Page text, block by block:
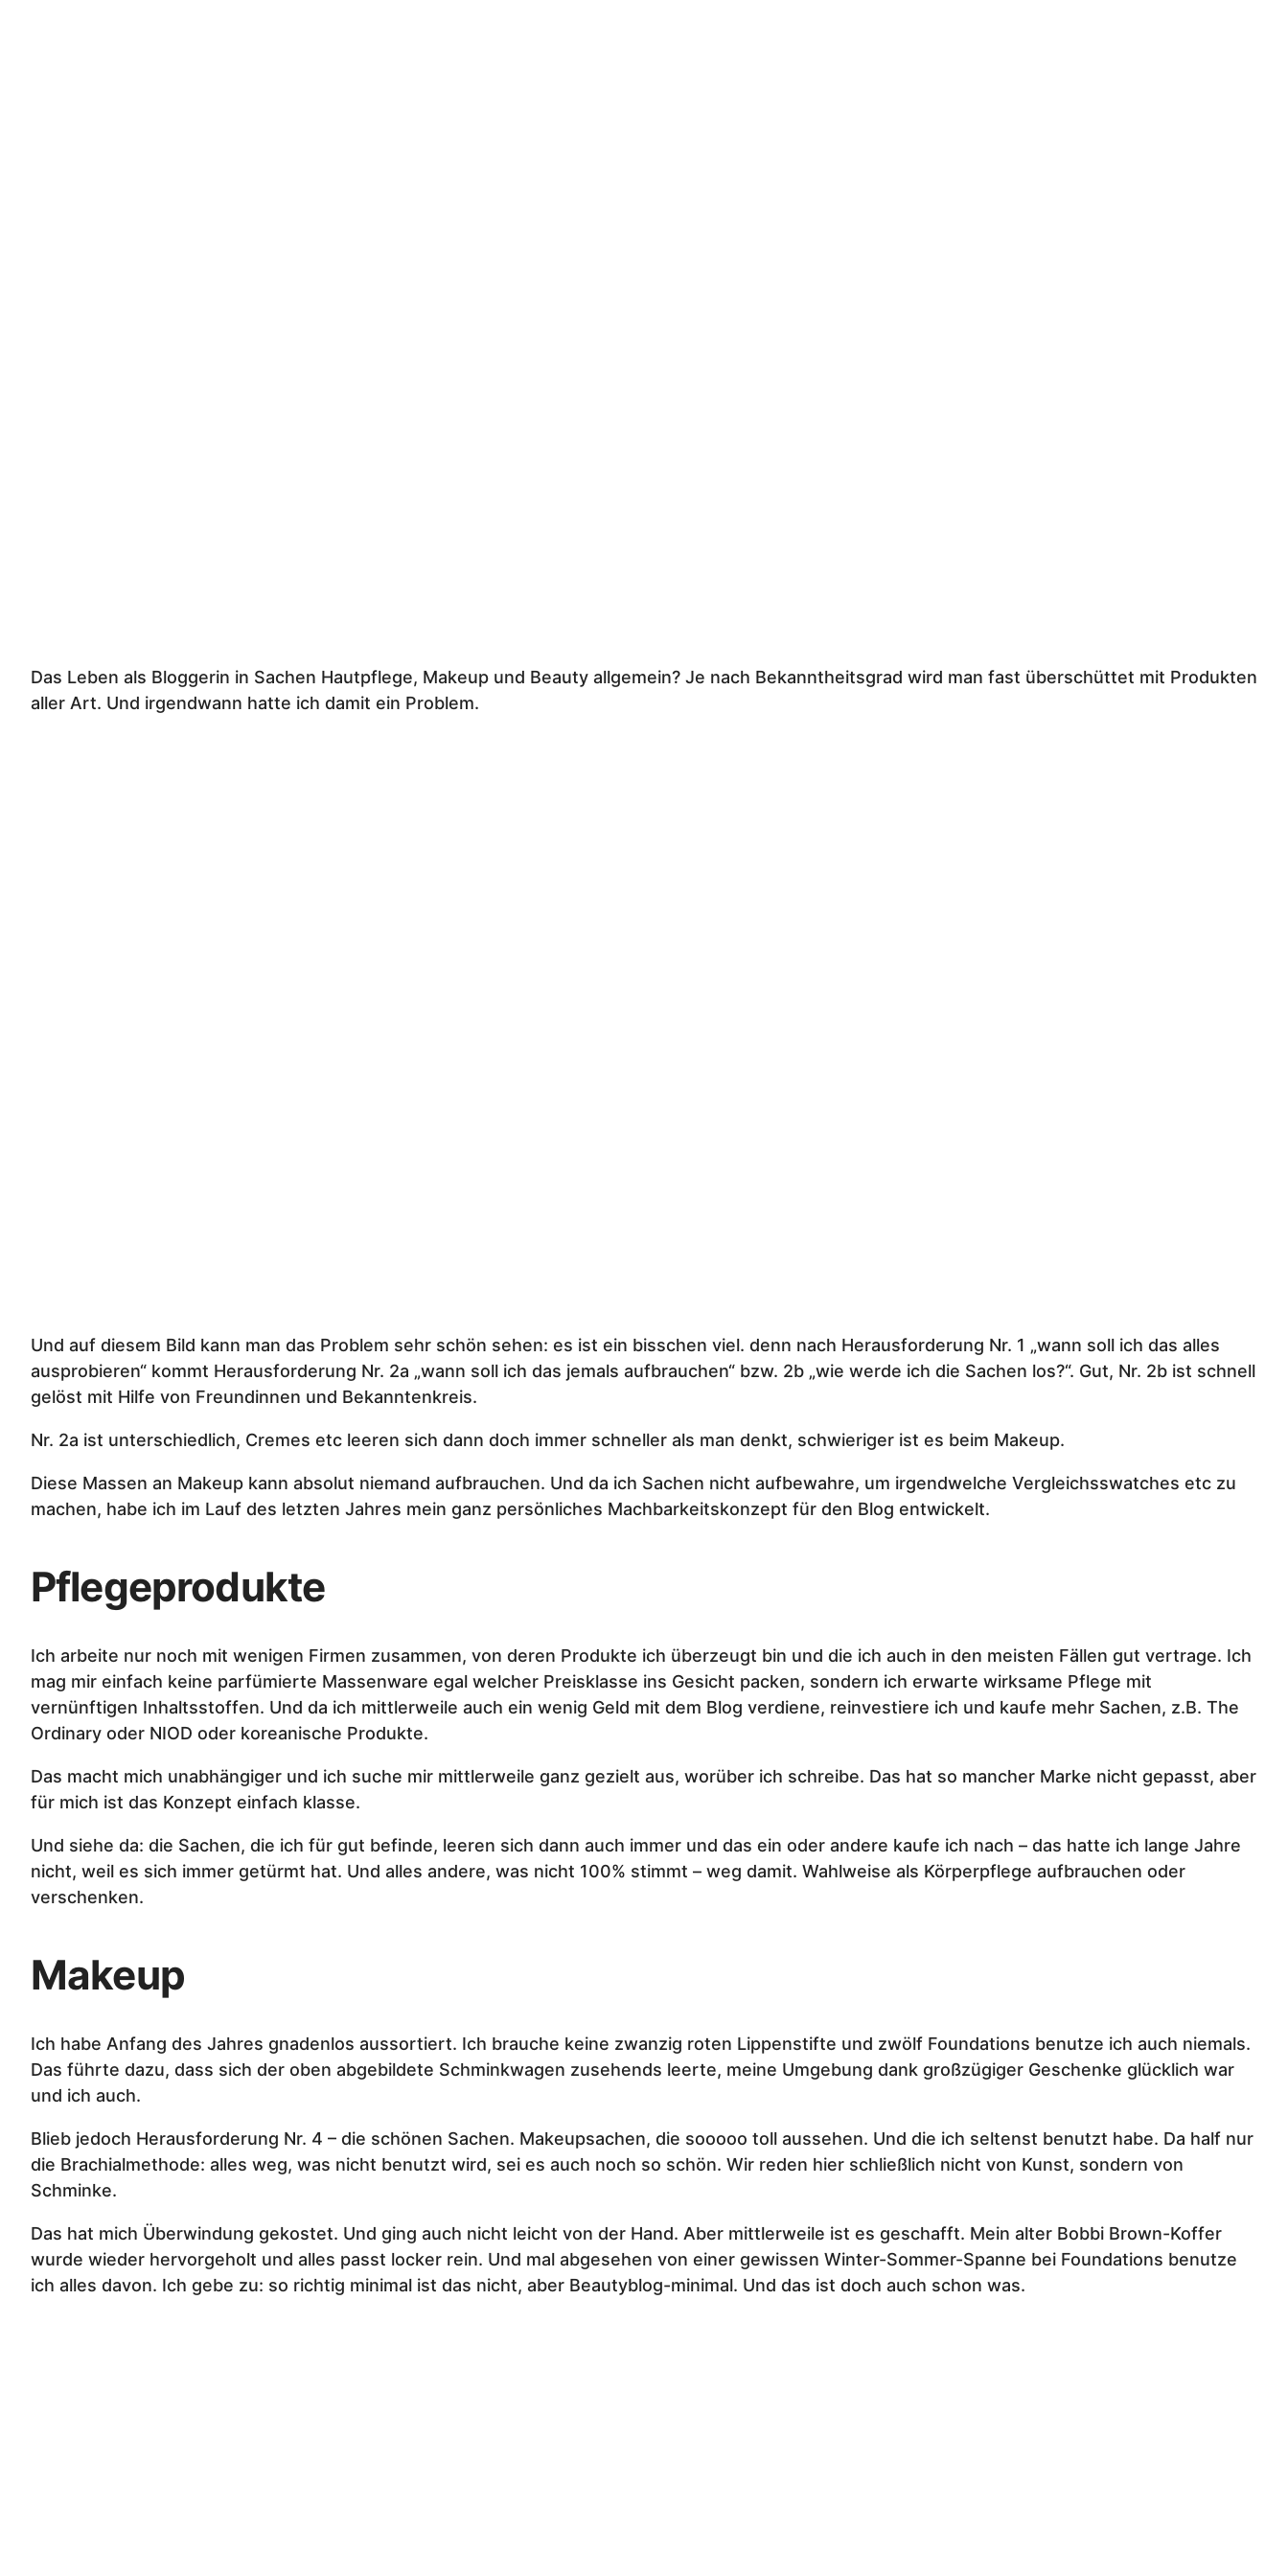
Das Leben als Bloggerin in Sachen Hautpflege, Makeup und Beauty allgemein? Je nach Bekanntheitsgrad wird man fast überschüttet mit Produkten
aller Art. Und irgendwann hatte ich damit ein Problem.
Und auf diesem Bild kann man das Problem sehr schön sehen: es ist ein bisschen viel. denn nach Herausforderung Nr. 1 „wann soll ich das alles
ausprobieren“ kommt Herausforderung Nr. 2a „wann soll ich das jemals aufbrauchen“ bzw. 2b „wie werde ich die Sachen los?“. Gut, Nr. 2b ist schnell
gelöst mit Hilfe von Freundinnen und Bekanntenkreis.
Nr. 2a ist unterschiedlich, Cremes etc leeren sich dann doch immer schneller als man denkt, schwieriger ist es beim Makeup.
Diese Massen an Makeup kann absolut niemand aufbrauchen. Und da ich Sachen nicht aufbewahre, um irgendwelche Vergleichsswatches etc zu
machen, habe ich im Lauf des letzten Jahres mein ganz persönliches Machbarkeitskonzept für den Blog entwickelt.
Pflegeprodukte
Ich arbeite nur noch mit wenigen Firmen zusammen, von deren Produkte ich überzeugt bin und die ich auch in den meisten Fällen gut vertrage. Ich
mag mir einfach keine parfümierte Massenware egal welcher Preisklasse ins Gesicht packen, sondern ich erwarte wirksame Pflege mit
vernünftigen Inhaltsstoffen. Und da ich mittlerweile auch ein wenig Geld mit dem Blog verdiene, reinvestiere ich und kaufe mehr Sachen, z.B. The
Ordinary oder NIOD oder koreanische Produkte.
Das macht mich unabhängiger und ich suche mir mittlerweile ganz gezielt aus, worüber ich schreibe. Das hat so mancher Marke nicht gepasst, aber
für mich ist das Konzept einfach klasse.
Und siehe da: die Sachen, die ich für gut befinde, leeren sich dann auch immer und das ein oder andere kaufe ich nach – das hatte ich lange Jahre
nicht, weil es sich immer getürmt hat. Und alles andere, was nicht 100% stimmt – weg damit. Wahlweise als Körperpflege aufbrauchen oder
verschenken.
Makeup
Ich habe Anfang des Jahres gnadenlos aussortiert. Ich brauche keine zwanzig roten Lippenstifte und zwölf Foundations benutze ich auch niemals.
Das führte dazu, dass sich der oben abgebildete Schminkwagen zusehends leerte, meine Umgebung dank großzügiger Geschenke glücklich war
und ich auch.
Blieb jedoch Herausforderung Nr. 4 – die schönen Sachen. Makeupsachen, die sooooo toll aussehen. Und die ich seltenst benutzt habe. Da half nur
die Brachialmethode: alles weg, was nicht benutzt wird, sei es auch noch so schön. Wir reden hier schließlich nicht von Kunst, sondern von
Schminke.
Das hat mich Überwindung gekostet. Und ging auch nicht leicht von der Hand. Aber mittlerweile ist es geschafft. Mein alter Bobbi Brown-Koffer
wurde wieder hervorgeholt und alles passt locker rein. Und mal abgesehen von einer gewissen Winter-Sommer-Spanne bei Foundations benutze
ich alles davon. Ich gebe zu: so richtig minimal ist das nicht, aber Beautyblog-minimal. Und das ist doch auch schon was.